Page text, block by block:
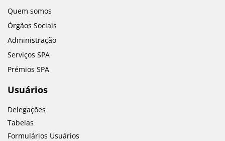
Quem somos
Órgãos Sociais
Administração
Serviços SPA
Prémios SPA
Usuários
Delegações
Tabelas
Formulários Usuários